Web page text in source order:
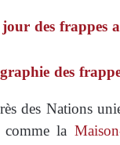
des frappes
des
des Nations
la